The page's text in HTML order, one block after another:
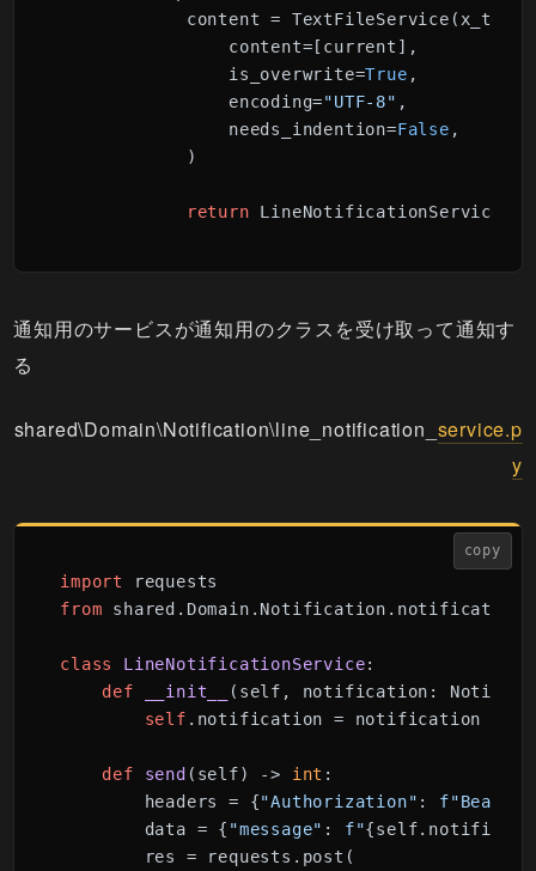
content =
content=[current],
is_overwrite=True ,
encoding="UTF-8" ,
needs_indention=False ,
)
return LineNotificationService(
通知用のサービスが通知用のクラスを受け取って通知す
る
shared\Domain\Notification\line_notification_ service.p
y
copy
import
from shared.Domain.Notification.notification
class LineNotificationService:
def
__init__ ( self, notification:
self .notification = notification
def send ( self) -> int :
headers = {"Authorization" : f"Bearer
data = { "message" : f"
res = requests.post(